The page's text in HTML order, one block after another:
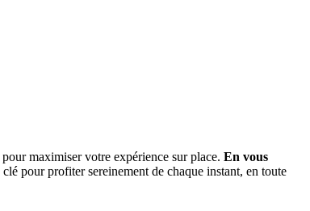
maximiser votre expérience sur place. En vous
pour profiter sereinement de chaque instant, en toute